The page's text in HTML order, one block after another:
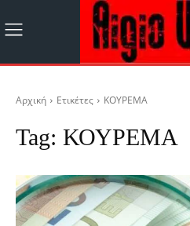
Αρχική Ετικέτες ΚΟΥΡΕΜΑ
Tag: ΚΟΥΡΕΜΑ